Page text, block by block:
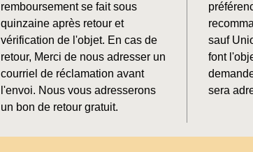
remboursement se fait sous
quinzaine après retour et
vérification de l'objet. En cas de
retour, Merci de nous adresser un
courriel de réclamation avant
l'envoi. Nous vous adresserons
un bon de retour gratuit.
sauf
font
sera